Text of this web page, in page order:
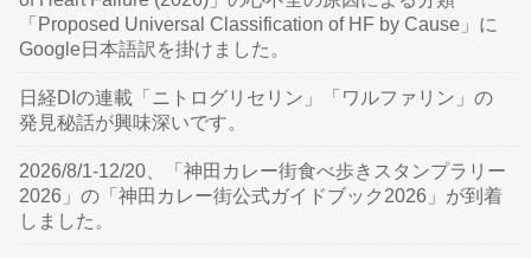
「Proposed Universal Classification of HF by Cause」に
Google日本語訳を掛けました。
日経DIの連載「ニトログリセリン」「ワルファリン」の
発見秘話が興味深いです。
2026/8/1-12/20、「神田カレー街食べ歩きスタンプラリー
2026」の「神田カレー街公式ガイドブック2026」が到着
しました。